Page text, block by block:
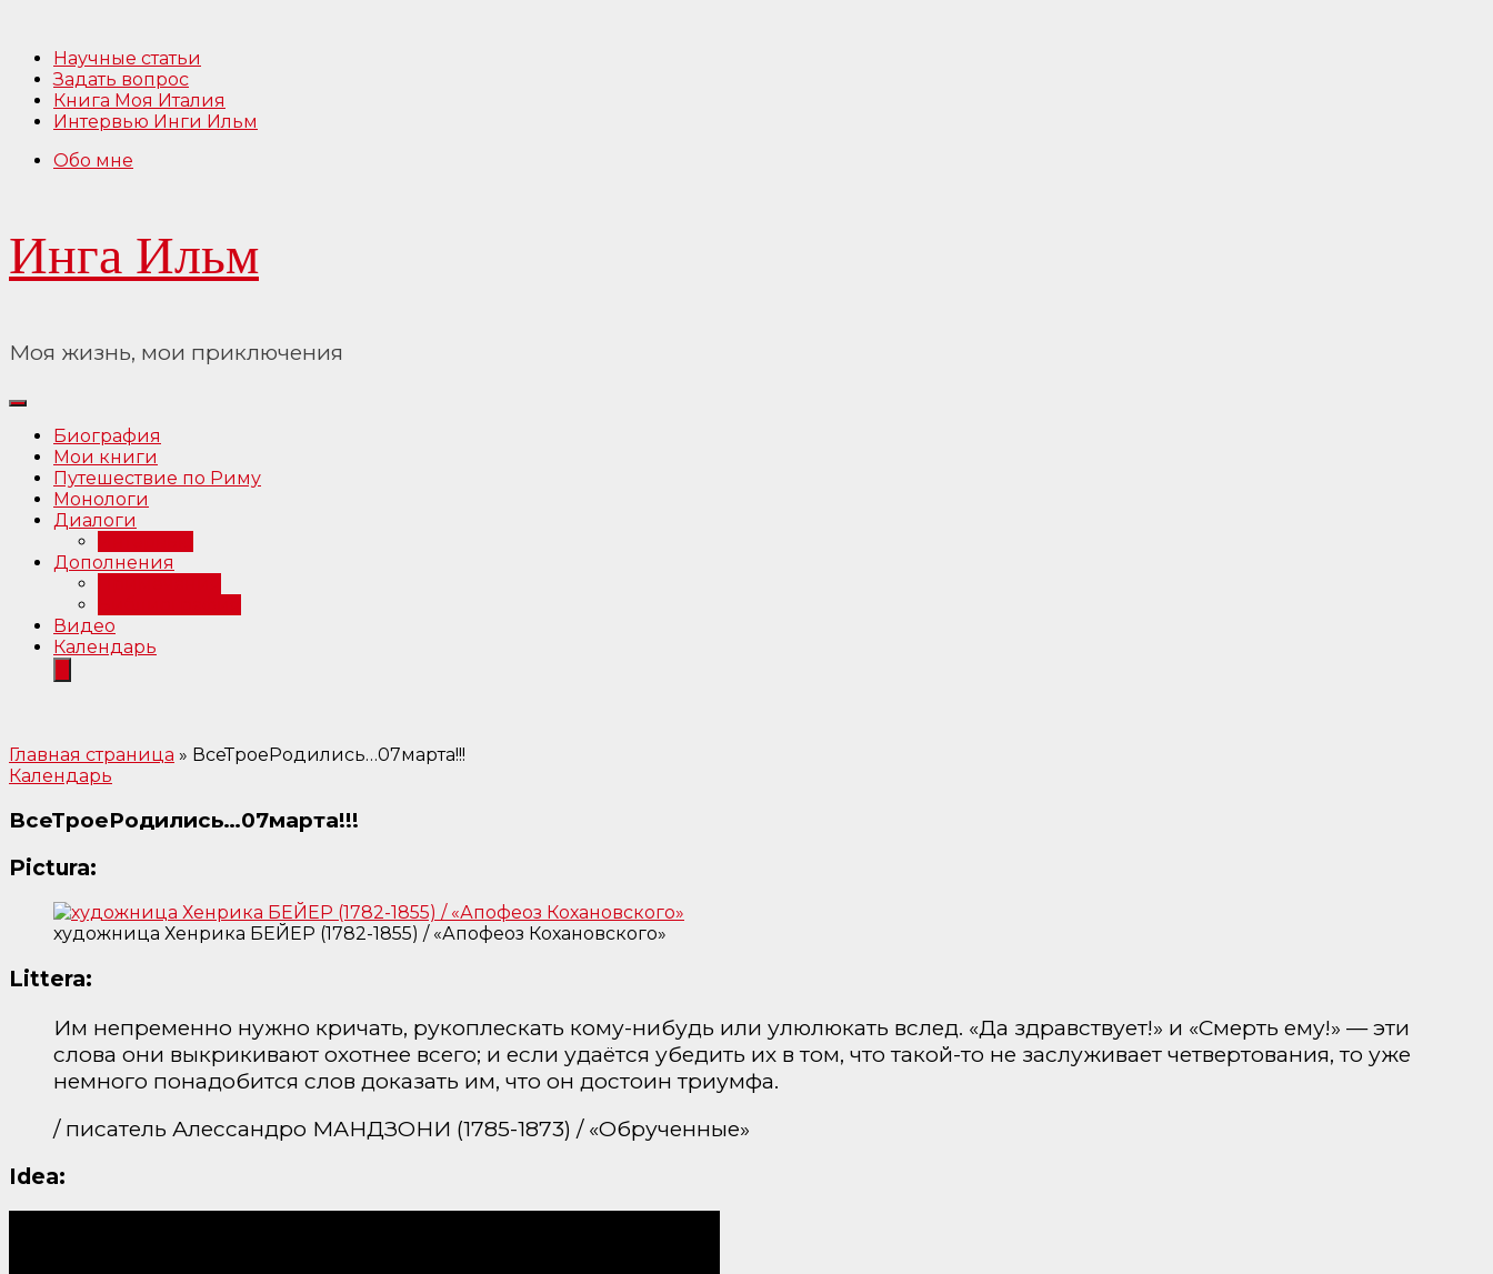
содержимому
Научные статьи
Задать вопрос
Книга Моя Италия
Интервью Инги Ильм
Обо мне
Инга Ильм
Моя жизнь, мои приключения
Биография
Мои книги
Путешествие по Риму
Монологи
Диалоги
Дополнения
Видео
Календарь
Главная страница » ВсеТроеРодились…07марта!!!
Календарь
ВсеТроеРодились…07марта!!!
Pictura:
художница Хенрика БЕЙЕР (1782-1855) / «Апофеоз Кохановского»
Littera:
Им непременно нужно кричать, рукоплескать кому-нибудь или улюлюкать вслед. «Да здравствует!» и «Смерть ему!» — эти
слова они выкрикивают охотнее всего; и если удаётся убедить их в том, что такой-то не заслуживает четвертования, то уже
немного понадобится слов доказать им, что он достоин триумфа.
/ писатель Алессандро МАНДЗОНИ (1785-1873) / «Обрученные»
Idea: